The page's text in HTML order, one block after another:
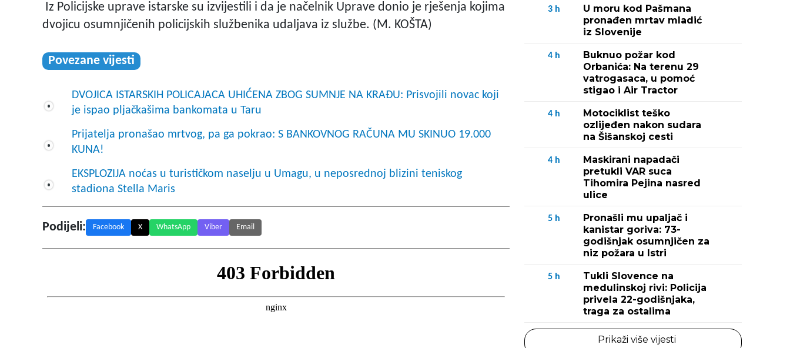
Iz Policijske uprave istarske su izvijestili i da je načelnik Uprave donio je rješenja kojima
dvojicu osumnjičenih policijskih službenika udaljava iz službe. (M. KOŠTA)
Povezane vijesti
DVOJICA ISTARSKIH POLICAJACA UHIĆENA ZBOG SUMNJE NA KRAĐU: Prisvojili novac koji
je ispao pljačkašima bankomata u Taru
Prijatelja pronašao mrtvog, pa ga pokrao: S BANKOVNOG RAČUNA MU SKINUO 19.000
KUNA!
EKSPLOZIJA noćas u turističkom naselju u Umagu, u neposrednoj blizini teniskog
stadiona Stella Maris
Podijeli: Facebook X WhatsApp Viber Email
3 h
U moru kod Pašmana
pronađen mrtav mladić
iz Slovenije
4 h
Buknuo požar kod
Orbanića: Na terenu 29
vatrogasaca, u pomoć
stigao i Air Tractor
4 h
Motociklist teško
ozlijeđen nakon sudara
na Šišanskoj cesti
4 h
Maskirani napadači
pretukli VAR suca
Tihomira Pejina nasred
ulice
5 h
Pronašli mu upaljač i
kanistar goriva: 73-
godišnjak osumnjičen za
niz požara u Istri
5 h
Tukli Slovence na
medulinskoj rivi: Policija
privela 22-godišnjaka,
traga za ostalima
Prikaži više vijesti